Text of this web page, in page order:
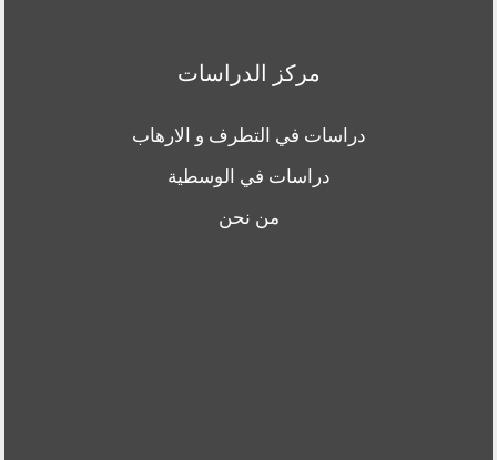
مركز الدراسات
دراسات في التطرف و الارهاب
دراسات في الوسطية
من نحن